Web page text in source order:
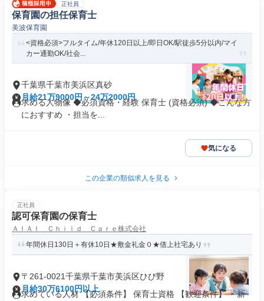
正社員
保育園の担任保育士
美波保育園
<資格必須>フルタイム/年休120日以上/即日OK/駅徒歩5分以内/マイ
カー通勤OK/社会...
千葉県千葉市美浜区真砂
月給21万9000円～24万2000円
求める人物像 ◆必須資格・経験 保育士 (資格必須) ◆こんな方
におすすめ ・担当を...
気になる
この企業の類似求人を見る
正社員
認可保育園の保育士
ＡＩＡＩ Ｃｈｉｌｄ Ｃａｒｅ株式会社
年間休日130日＋有休10日★敷金礼金０★借上社宅あり
〒261-0021千葉県千葉市美浜区ひび野
月給30万6100円以上
求めている人材 【必須条件】 保育士資格 【歓迎条件】 ・新